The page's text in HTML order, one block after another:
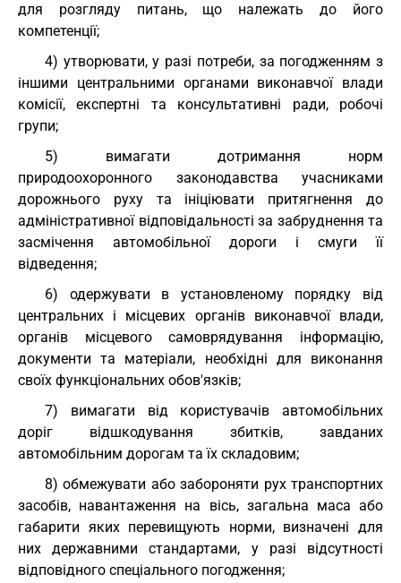
для розгляду питань, що належать до його
компетенції;
4) утворювати, у разі потреби, за погодженням з
іншими центральними органами виконавчої влади
комісії, експертні та консультативні ради, робочі
групи;
5) вимагати дотримання норм
природоохоронного законодавства учасниками
дорожнього руху та ініціювати притягнення до
адміністративної відповідальності за забруднення та
засмічення автомобільної дороги і смуги її
відведення;
6) одержувати в установленому порядку від
центральних і місцевих органів виконавчої влади,
органів місцевого самоврядування інформацію,
документи та матеріали, необхідні для виконання
своїх функціональних обов'язків;
7) вимагати від користувачів автомобільних
доріг відшкодування збитків, завданих
автомобільним дорогам та їх складовим;
8) обмежувати або забороняти рух транспортних
засобів, навантаження на вісь, загальна маса або
габарити яких перевищують норми, визначені для
них державними стандартами, у разі відсутності
відповідного спеціального погодження;